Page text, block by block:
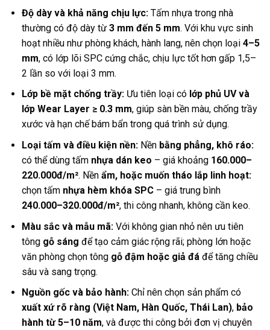
Độ dày và khả năng chịu lực:Tấm nhựa trong nhà
thường có độ dày từ 3 mm đến 5 mm. Với khu vực sinh
hoạt nhiều như phòng khách, hành lang, nên chọn loại 4–5
mm, có lớp lõi SPC cứng chắc, chịu lực tốt hơn gấp 1,5–
2 lần so với loại 3 mm.
Lớp bề mặt chống trầy:Ưu tiên loại có lớp phủ UV và
lớp Wear Layer ≥ 0.3 mm, giúp sàn bền màu, chống trầy
xước và hạn chế bám bẩn trong quá trình sử dụng.
Loại tấm và điều kiện nền: Nền bằng phẳng, khô ráo:
có thể dùng tấm nhựa dán keo – giá khoảng 160.000–
220.000đ/m². Nền ẩm, hoặc muốn tháo lắp linh hoạt:
chọn tấm nhựa hèm khóa SPC– giá trung bình
240.000–320.000đ/m², thi công nhanh, không cần keo.
Màu sắc và mẫu mã:Với không gian nhỏ nên ưu tiên
tông gỗ sáng để tạo cảm giác rộng rãi; phòng lớn hoặc
văn phòng chọn tông gỗ đậm hoặc giả đá để tăng chiều
sâu và sang trọng.
Nguồn gốc và bảo hành:Chỉ nên chọn sản phẩm có
xuất xứ rõ ràng (Việt Nam, Hàn Quốc, Thái Lan), bảo
hành từ 5–10 năm, và được thi công bởi đơn vị chuyên